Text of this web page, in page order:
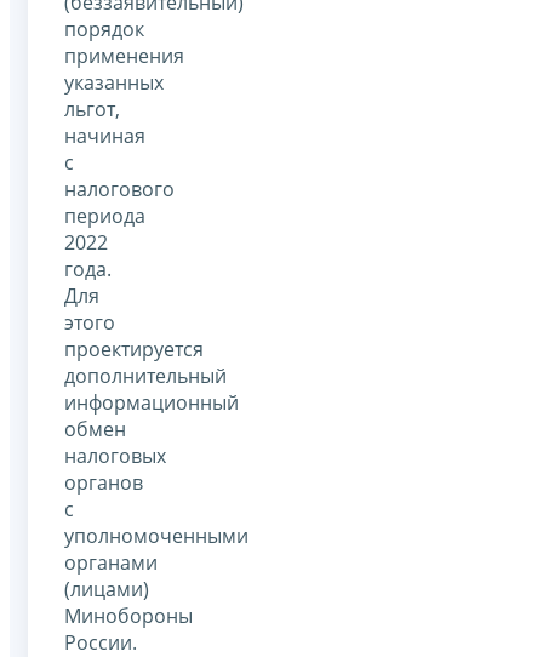
порядок
применения
указанных
льгот,
начиная
с
налогового
периода
2022
года.
Для
этого
проектируется
дополнительный
информационный
обмен
налоговых
органов
с
уполномоченными
органами
(лицами)
Минобороны
России.